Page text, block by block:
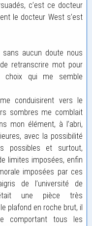
c’est ce docteur
le docteur West s’est
aucun doute nous
retranscrire mot pour
qui me semble
conduisirent vers le
sombres me comblait
mon élément, à l’abri,
avec la possibilité
possibles et surtout,
limites imposées, enfin
imposées par ces
de l’université de
une pièce très
plafond en roche brut, il
comportant tous les